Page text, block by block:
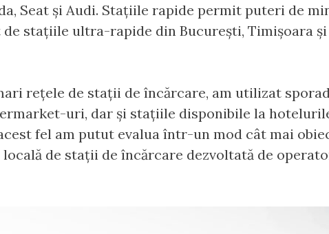
Seat și Audi. Stațiile rapide permit puteri de
stațiile ultra-rapide din București, Timișoara și
rețele de stații de încărcare, am utilizat
uri, dar și stațiile disponibile la
fel am putut evalua într-un mod cât mai
de stații de încărcare dezvoltată de